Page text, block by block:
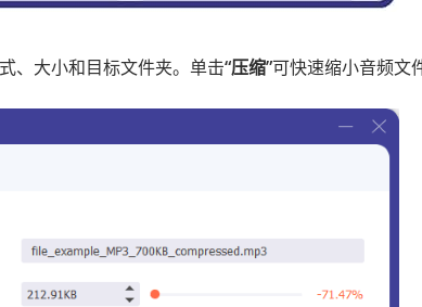
、大小和目标文件夹。单击“压缩”可快速缩小音频文